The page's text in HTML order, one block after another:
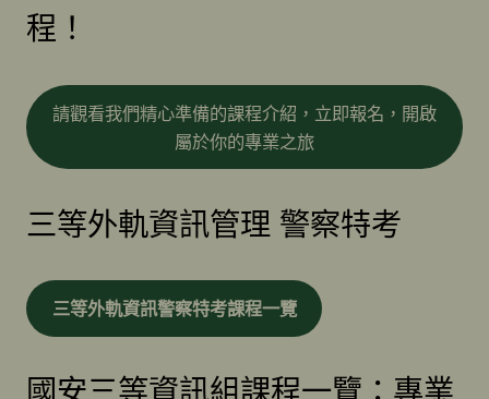
程！
請觀看我們精心準備的課程介紹，立即報名，開啟
屬於你的專業之旅
三等外軌資訊管理 警察特考
三等外軌資訊警察特考課程一覽
國安三等資訊組課程一覽：專業